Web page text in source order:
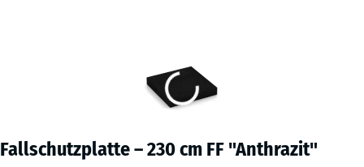
Fallschutzplatte – 230 cm FF "Anthrazit"